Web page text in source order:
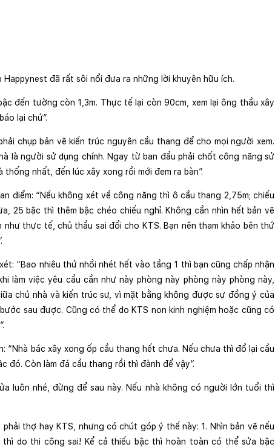
đã rất sôi nổi đưa ra những lời khuyên hữu ích.
đến tường còn 1,3m. Thực tế lại còn 90cm, xem lại ông thầu xây
lại chứ”.
chụp bản vẽ kiến trúc nguyên cầu thang để cho mọi người xem.
là người sử dụng chính. Ngay từ ban đầu phải chốt công năng sử
nhất, đến lúc xây xong rồi mới đem ra bàn”.
điểm: “Nếu không xét về công năng thì ô cầu thang 2,75m; chiếu
25 bậc thì thêm bậc chéo chiếu nghỉ. Không cần nhìn hết bản vẽ
thực tế, chủ thầu sai đổi cho KTS. Bạn nên tham khảo bên thứ
“Bao nhiêu thứ nhồi nhét hết vào tầng 1 thì bạn cũng chấp nhận
làm việc yêu cầu cần như này phòng này phòng này phòng này,
chủ nhà và kiến trúc sư, vì mặt bằng không được sự đồng ý của
sau được. Cũng có thể do KTS non kinh nghiệm hoặc cũng có
“Nhà bác xây xong ốp cầu thang hết chưa. Nếu chưa thì đổ lại cầu
đó. Còn làm đá cầu thang rồi thì đành để vậy”.
luôn nhé, đừng để sau này. Nếu nhà không có người lớn tuổi thì
thợ hay KTS, nhưng có chút góp ý thế này: 1. Nhìn bản vẽ nếu
do thi công sai! Kể cả thiếu bậc thì hoàn toàn có thể sửa bậc